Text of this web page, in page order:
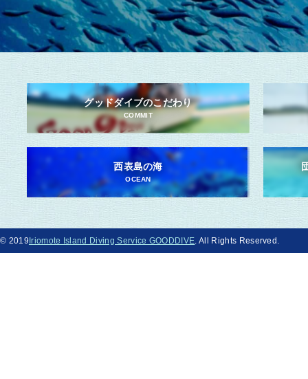
グッドダイブのこだわり
COMMIT
西表島の海
OCEAN
© 2019Iriomote Island Diving Service GOODDIVE . All Rights Reserved.